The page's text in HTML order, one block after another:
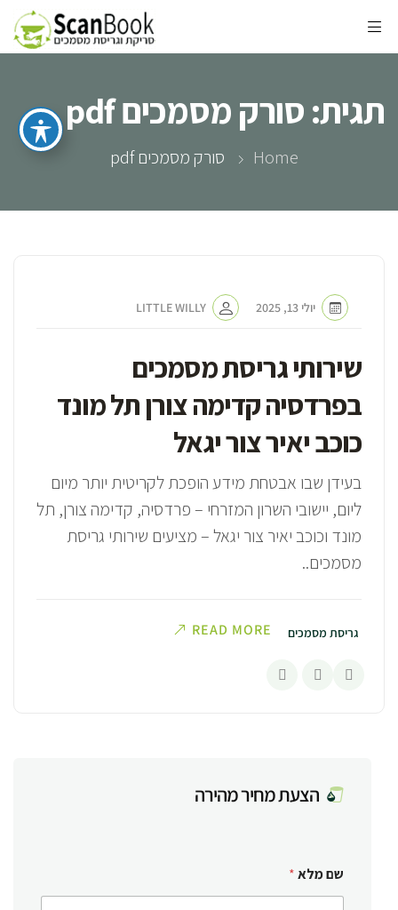
תגית:סורק מסמכים pdf
Home סורק מסמכים pdf
שירותי גריסת מסמכים
בפרדסיה קדימה צורן תל מונד
כוכב יאיר צור יגאל
יולי 13, 2025 LITTLE WILLY
בעידן שבו אבטחת מידע הופכת לקריטית יותר מיום
ליום, יישובי השרון המזרחי – פרדסיה, קדימה צורן, תל
מונד וכוכב יאיר צור יגאל – מציעים שירותי גריסת
מסמכים..
גריסת מסמכים READ MORE
הצעת מחיר מהירה
שם מלא*